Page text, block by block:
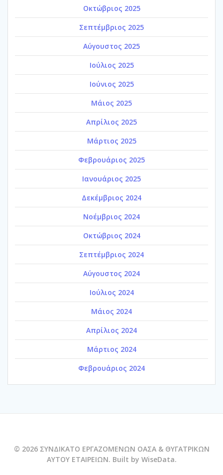
Οκτώβριος 2025
Σεπτέμβριος 2025
Αύγουστος 2025
Ιούλιος 2025
Ιούνιος 2025
Μάιος 2025
Απρίλιος 2025
Μάρτιος 2025
Φεβρουάριος 2025
Ιανουάριος 2025
Δεκέμβριος 2024
Νοέμβριος 2024
Οκτώβριος 2024
Σεπτέμβριος 2024
Αύγουστος 2024
Ιούλιος 2024
Μάιος 2024
Απρίλιος 2024
Μάρτιος 2024
Φεβρουάριος 2024
© 2026 ΣΥΝΔΙΚΑΤΟ ΕΡΓΑΖΟΜΕΝΩΝ ΟΑΣΑ & ΘΥΓΑΤΡΙΚΩΝ
ΑΥΤΟΥ ΕΤΑΙΡΕΙΩΝ. Built by WiseData.